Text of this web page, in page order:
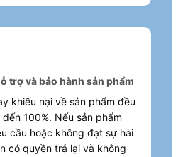
trợ và bảo hành sản phẩm
khiếu nại về sản phẩm đều
100%. Nếu sản phẩm
cầu hoặc không đạt sự hài
có quyền trả lại và không